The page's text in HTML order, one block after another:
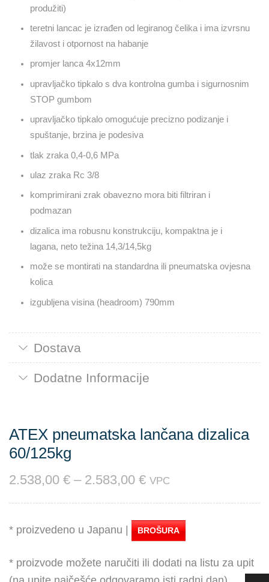
produžiti)
teretni lancac je izrađen od legiranog čelika i ima izvrsnu
žilavost i otpornost na habanje
promjer lanca 4x12mm
upravljačko tipkalo s dva kontrolna gumba i sigurnosnim
STOP gumbom
upravljačko tipkalo omogućuje precizno podizanje i
spuštanje, brzina je podesiva
tlak zraka 0,4-0,6 MPa
ulaz zraka Rc 3/8
komprimirani zrak obavezno mora biti filtriran i
podmazan
dizalica ima robusnu konstrukciju, kompaktna je i
lagana, neto težina 14,3/14,5kg
može se montirati na standardna ili pneumatska ovjesna
kolica
izgubljena visina (headroom) 790mm
Dostava
Dodatne Informacije
ATEX pneumatska lančana dizalica
60/125kg
2.538,00 € – 2.583,00 € VPC
* proizvedeno u Japanu | BROŠURA
* proizvode možete naručiti ili dodati na listu za upit